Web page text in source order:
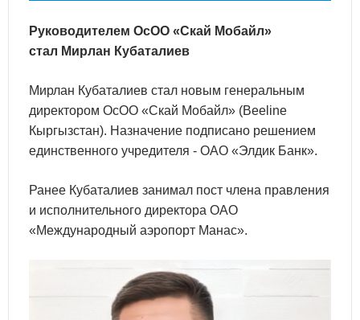
Руководителем ОсОО «Скай Мобайл»
стал Мирлан Кубаталиев
Мирлан Кубаталиев стал новым генеральным
директором ОсОО «Скай Мобайл» (Beeline
Кыргызстан). Назначение подписано решением
единственного учредителя - ОАО «Элдик Банк».
Ранее Кубаталиев занимал пост члена правления
и исполнительного директора ОАО
«Международный аэропорт Манас».